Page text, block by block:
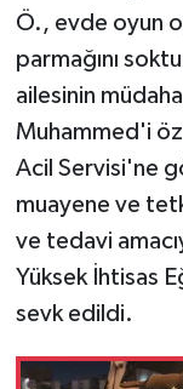
Ö., evde oyun
parmağını
ailesinin
Muhammed'i
Acil Servisi'ne
muayene ve
ve tedavi
Yüksek İhtisas
sevk edildi.